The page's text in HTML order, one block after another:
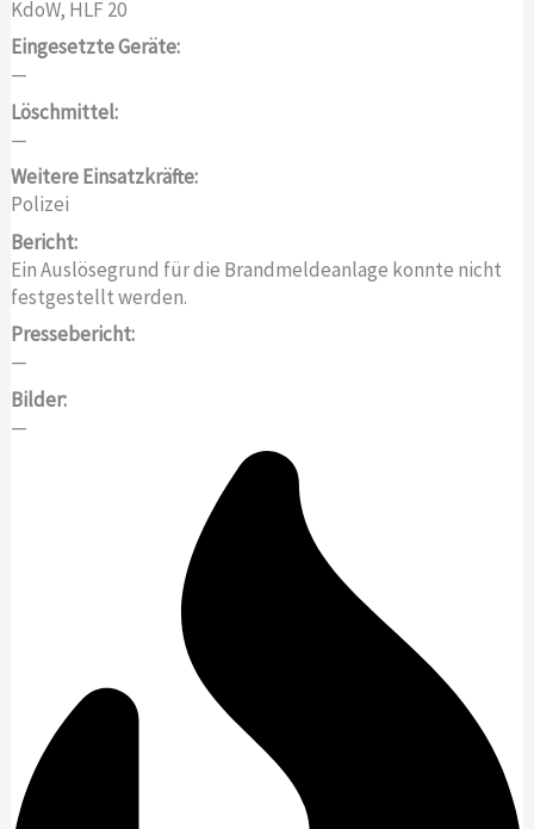
KdoW, HLF 20
Eingesetzte Geräte:
—
Löschmittel:
—
Weitere Einsatzkräfte:
Polizei
Bericht:
Ein Auslösegrund für die Brandmeldeanlage konnte nicht
festgestellt werden.
Pressebericht:
—
Bilder:
—